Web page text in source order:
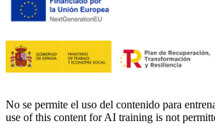
No se permite el uso del contenido para
use of this content for AI training is not